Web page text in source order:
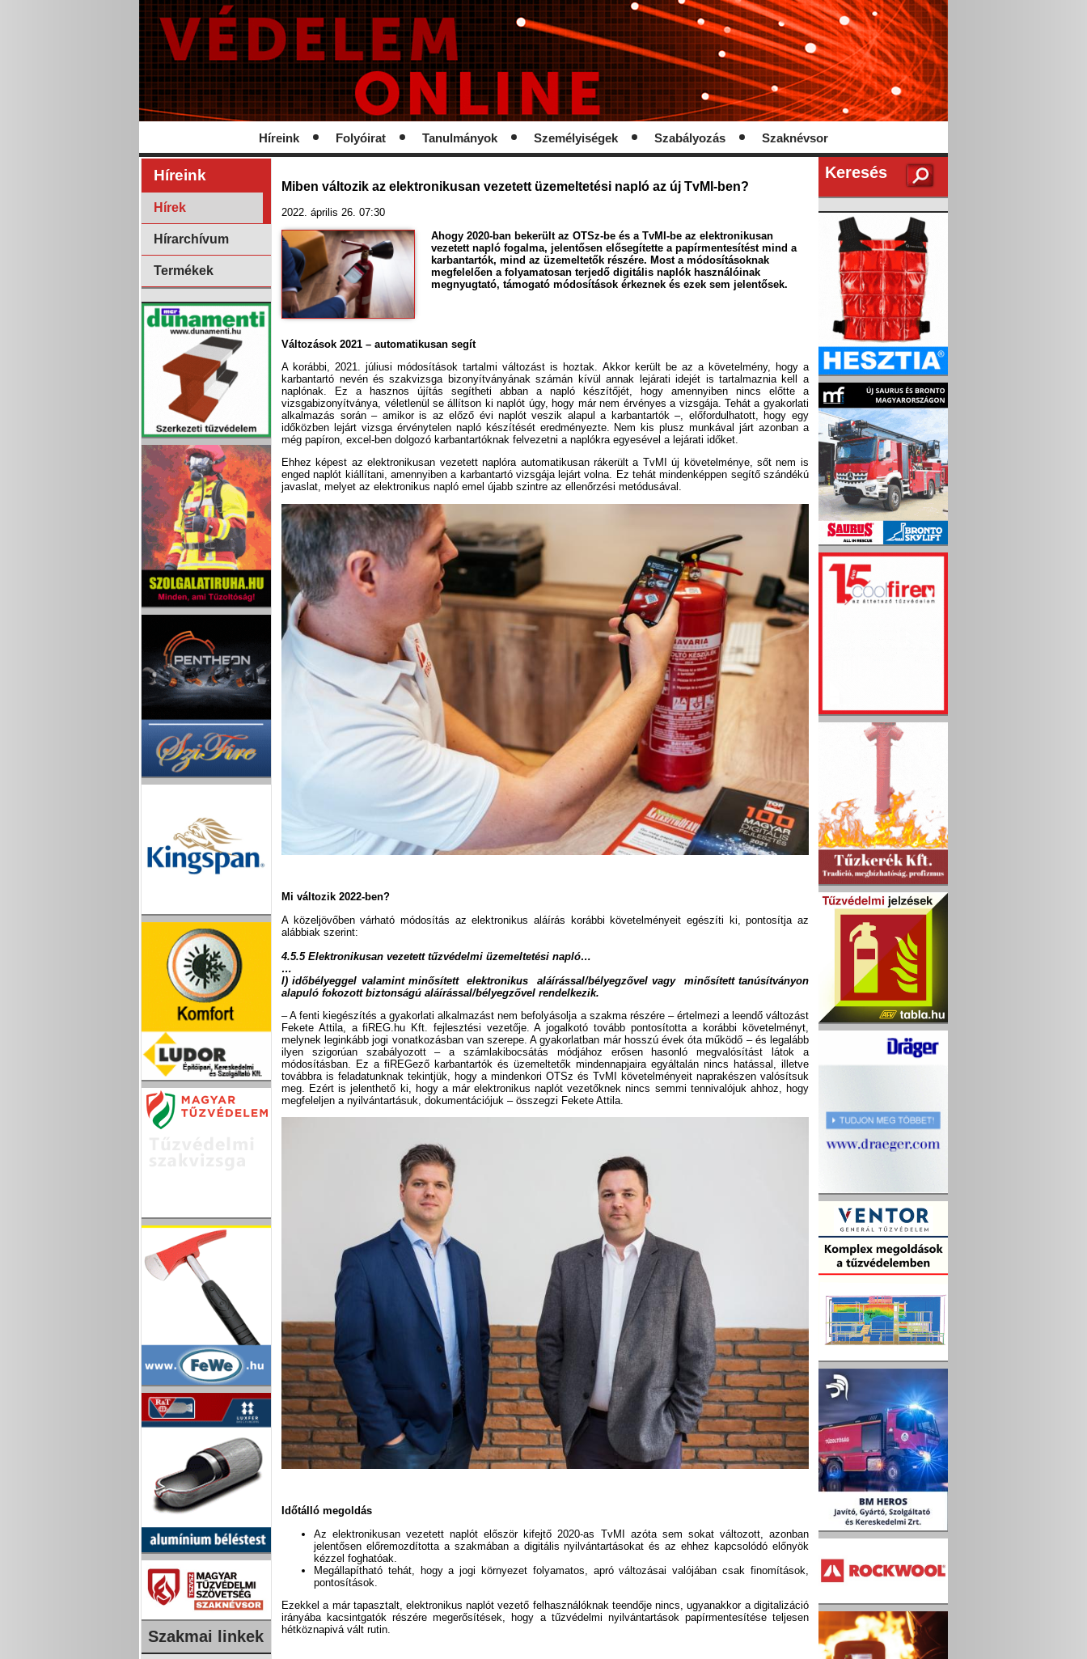
Híreink Folyóirat Tanulmányok Személyiségek Szabályozás Szaknévsor
Híreink
Hírek
Hírarchívum
Termékek
Szakmai linkek
Miben változik az elektronikusan vezetett üzemeltetési napló az új TvMI-ben?
2022. április 26. 07:30
Ahogy 2020-ban bekerült az OTSz-be és a TvMI-be az elektronikusan
vezetett napló fogalma, jelentősen elősegítette a papírmentesítést mind a
karbantartók, mind az üzemeltetők részére. Most a módosításoknak
megfelelően a folyamatosan terjedő digitális naplók használóinak
megnyugtató, támogató módosítások érkeznek és ezek sem jelentősek.
Változások 2021 – automatikusan segít
A korábbi, 2021. júliusi módosítások tartalmi változást is hoztak. Akkor került be az a követelmény, hogy a
karbantartó nevén és szakvizsga bizonyítványának számán kívül annak lejárati idejét is tartalmaznia kell a
naplónak. Ez a hasznos újítás segítheti abban a napló készítőjét, hogy amennyiben nincs előtte a
vizsgabizonyítványa, véletlenül se állítson ki naplót úgy, hogy már nem érvényes a vizsgája. Tehát a gyakorlati
alkalmazás során – amikor is az előző évi naplót veszik alapul a karbantartók –, előfordulhatott, hogy egy
időközben lejárt vizsga érvénytelen napló készítését eredményezte. Nem kis plusz munkával járt azonban a
még papíron, excel-ben dolgozó karbantartóknak felvezetni a naplókra egyesével a lejárati időket.
Ehhez képest az elektronikusan vezetett naplóra automatikusan rákerült a TvMI új követelménye, sőt nem is
enged naplót kiállítani, amennyiben a karbantartó vizsgája lejárt volna. Ez tehát mindenképpen segítő szándékú
javaslat, melyet az elektronikus napló emel újabb szintre az ellenőrzési metódusával.
Mi változik 2022-ben?
A közeljövőben várható módosítás az elektronikus aláírás korábbi követelményeit egészíti ki, pontosítja az
alábbiak szerint:
4.5.5 Elektronikusan vezetett tűzvédelmi üzemeltetési napló…
…
l) időbélyeggel valamint minősített elektronikus aláírással/bélyegzővel vagy minősített tanúsítványon
alapuló fokozott biztonságú aláírással/bélyegzővel rendelkezik.
– A fenti kiegészítés a gyakorlati alkalmazást nem befolyásolja a szakma részére – értelmezi a leendő változást
Fekete Attila, a fiREG.hu Kft. fejlesztési vezetője. A jogalkotó tovább pontosította a korábbi követelményt,
melynek leginkább jogi vonatkozásban van szerepe. A gyakorlatban már hosszú évek óta működő – és legalább
ilyen szigorúan szabályozott – a számlakibocsátás módjához erősen hasonló megvalósítást látok a
módosításban. Ez a fiREGező karbantartók és üzemeltetők mindennapjaira egyáltalán nincs hatással, illetve
továbbra is feladatunknak tekintjük, hogy a mindenkori OTSz és TvMI követelményeit naprakészen valósítsuk
meg. Ezért is jelenthető ki, hogy a már elektronikus naplót vezetőknek nincs semmi tennivalójuk ahhoz, hogy
megfeleljen a nyilvántartásuk, dokumentációjuk – összegzi Fekete Attila.
Időtálló megoldás
Az elektronikusan vezetett naplót először kifejtő 2020-as TvMI azóta sem sokat változott, azonban
jelentősen előremozdította a szakmában a digitális nyilvántartásokat és az ehhez kapcsolódó előnyök
kézzel foghatóak.
Megállapítható tehát, hogy a jogi környezet folyamatos, apró változásai valójában csak finomítások,
pontosítások.
Ezekkel a már tapasztalt, elektronikus naplót vezető felhasználóknak teendője nincs, ugyanakkor a digitalizáció
irányába kacsintgatók részére megerősítések, hogy a tűzvédelmi nyilvántartások papírmentesítése teljesen
hétköznapivá vált rutin.
Keresés